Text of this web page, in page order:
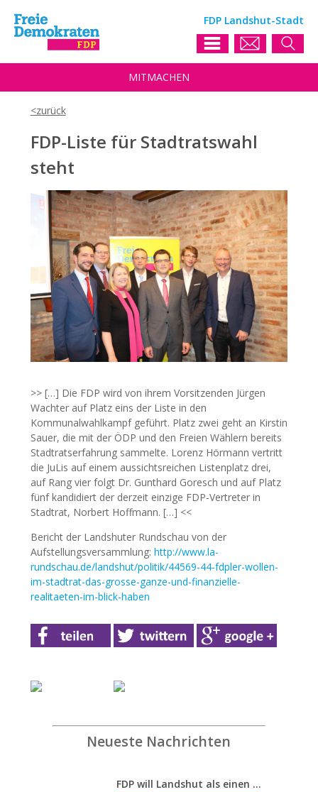
FDP Landshut-Stadt
MITMACHEN
FDP-Liste für Stadtratswahl
steht
>> […] Die FDP wird von ihrem Vorsitzenden Jürgen
Wachter auf Platz eins der Liste in den
Kommunalwahlkampf geführt. Platz zwei geht an Kirstin
Sauer, die mit der ÖDP und den Freien Wählern bereits
Stadtratserfahrung sammelte. Lorenz Hörmann vertritt
die JuLis auf einem aussichtsreichen Listenplatz drei,
auf Rang vier folgt Dr. Gunthard Goresch und auf Platz
fünf kandidiert der derzeit einzige FDP-Vertreter in
Stadtrat, Norbert Hoffmann. […] <<
Bericht der Landshuter Rundschau von der
Aufstellungsversammlung: http://www.la-
rundschau.de/landshut/politik/44569-44-fdpler-wollen-
im-stadtrat-das-grosse-ganze-und-finanzielle-
realitaeten-im-blick-haben
Neueste Nachrichten
FDP will Landshut als einen echten Chancenort gestalten